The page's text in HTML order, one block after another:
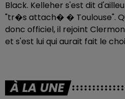
Black. Kelleher s'est dit
"tr�s attach� � Toulouse".
donc officiel, il rejoint
et s'est lui qui aurait fait le
À LA UNE